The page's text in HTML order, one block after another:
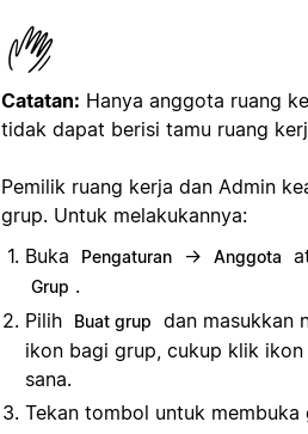
Catatan: Hanya anggota ruang
tidak dapat berisi tamu ruang
Pemilik ruang kerja dan Admin
grup. Untuk melakukannya:
Buka
Pengaturan → Anggota
Grup .
Pilih
Buat grup
dan masukkan
ikon bagi grup, cukup klik
sana.
Tekan tombol untuk